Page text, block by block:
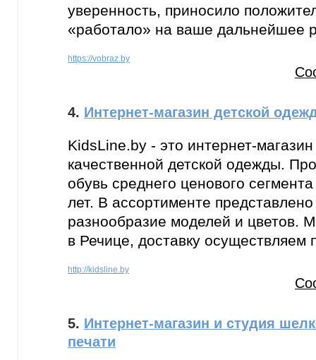
уверенность, приносило
«работало» на ваше дальнейшее
https://vobraz.by
4. Интернет-магазин детской
KidsLine.by - это интернет-
качественной детской одежды.
обувь среднего ценового
лет. В ассортименте
разнообразие моделей и цветов.
в Речице, доставку осуществляем
http://kidsline.by
5. Интернет-магазин и студия
печати